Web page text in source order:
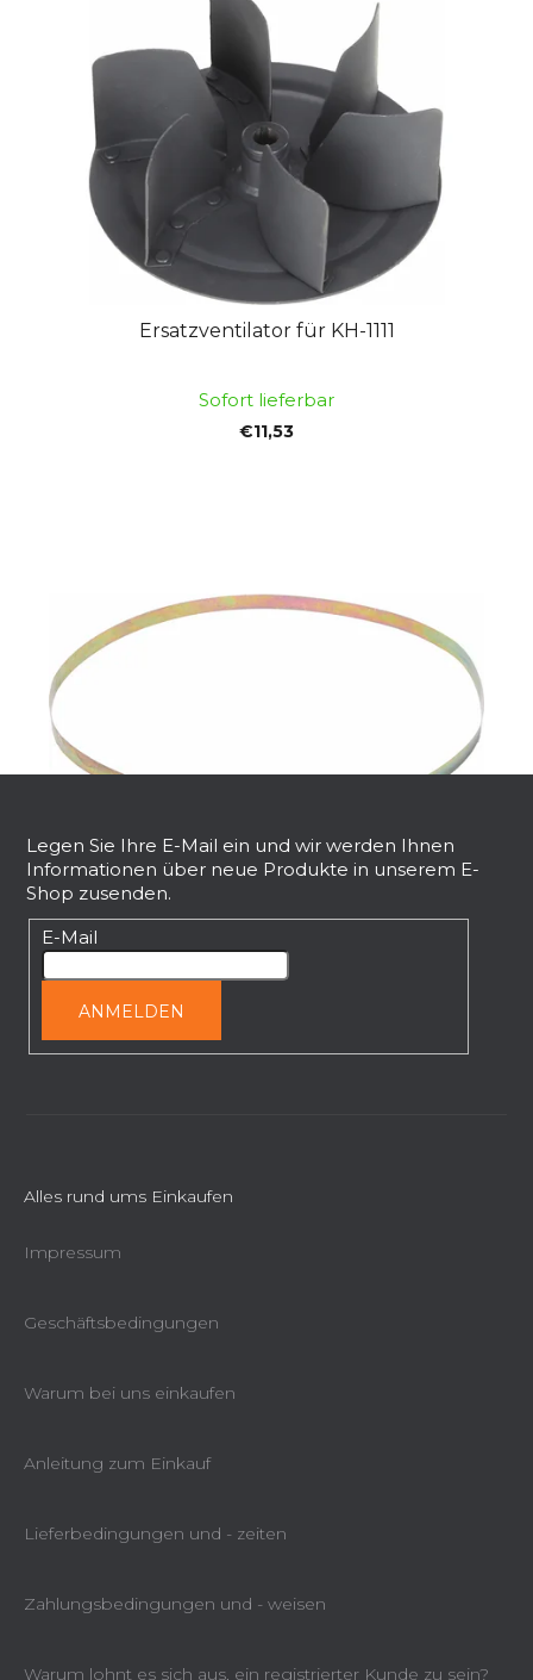
Ersatzventilator für KH-1111
Sofort lieferbar
€11,53
Befestigungsschelle für KH-1111
Sofort lieferbar
Legen Sie Ihre E-Mail ein und wir werden Ihnen
Informationen über neue Produkte in unserem E-
Shop zusenden.
E-Mail
ANMELDEN
Alles rund ums Einkaufen
Impressum
Geschäftsbedingungen
Warum bei uns einkaufen
Anleitung zum Einkauf
Lieferbedingungen und - zeiten
Zahlungsbedingungen und - weisen
Warum lohnt es sich aus, ein registrierter Kunde zu sein?